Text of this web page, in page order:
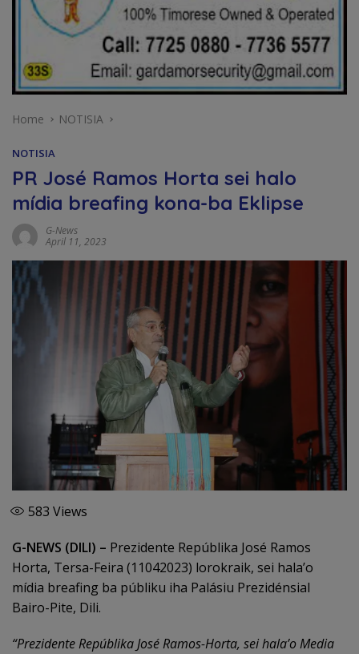
Home NOTISIA
NOTISIA
PR José Ramos Horta sei halo
mídia breafing kona-ba Eklipse
G-News
April 11, 2023
583 Views
G-NEWS (DILI) – Prezidente Repúblika José Ramos
Horta, Tersa-Feira (11042023) lorokraik, sei hala’o
mídia breafing ba públiku iha Palásiu Prezidénsial
Bairo-Pite, Dili.
“Prezidente Repúblika José Ramos-Horta, sei hala’o Media